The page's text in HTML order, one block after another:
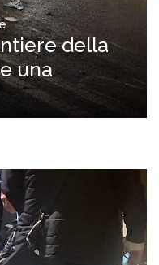
della
una